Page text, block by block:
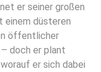
er seiner großen
einem düsteren
öffentlicher
doch er plant
er sich dabei